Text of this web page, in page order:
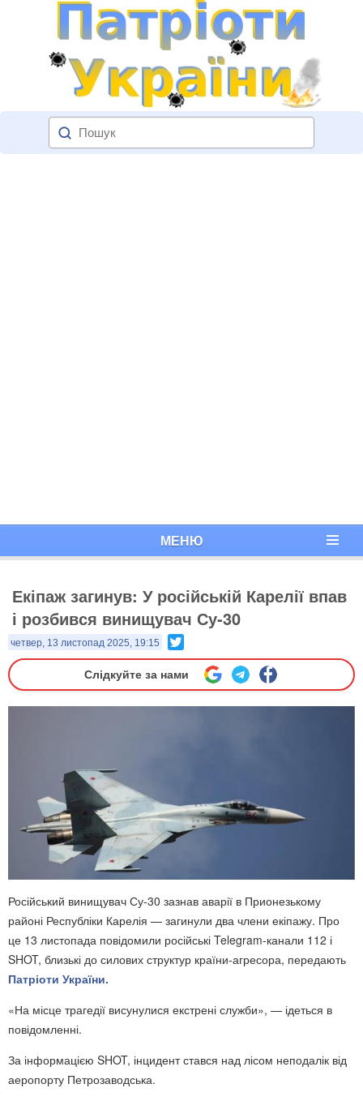
МЕНЮ
Екіпаж загинув: У російській Карелії впав
і розбився винищувач Су-30
четвер, 13 листопад 2025, 19:15
Слідкуйте за нами
Російський винищувач Су-30 зазнав аварії в Прионезькому
районі Республіки Карелія — загинули два члени екіпажу. Про
це 13 листопада повідомили російські Telegram-канали 112 і
SHOT, близькі до силових структур країни-агресора, передають
Патріоти України.
«На місце трагедії висунулися екстрені служби», — ідеться в
повідомленні.
За інформацією SHOT, інцидент стався над лісом неподалік від
аеропорту Петрозаводська.